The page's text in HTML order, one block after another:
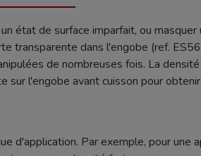
état de surface imparfait, ou
transparente dans l'engobe (ref.
de nombreuses fois. La
sur l'engobe avant cuisson pour
d'application. Par exemple, pour